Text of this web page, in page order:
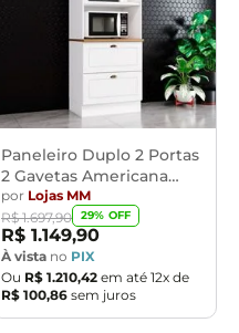
Paneleiro Duplo 2 Portas
2 Gavetas Americana
Henn
por Lojas MM
R$ 1.697,90 29% OFF
R$ 1.149,90
À vista no PIX
Ou R$ 1.210,42 em até 12x de
R$ 100,86 sem juros